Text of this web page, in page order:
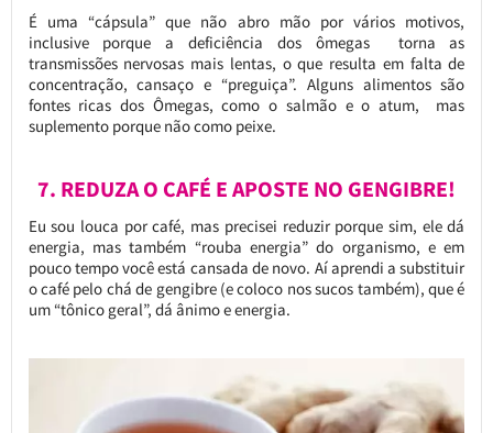
É uma “cápsula” que não abro mão por vários motivos,
inclusive porque a deficiência dos ômegas torna as
transmissões nervosas mais lentas, o que resulta em falta de
concentração, cansaço e “preguiça”. Alguns alimentos são
fontes ricas dos Ômegas, como o salmão e o atum, mas
suplemento porque não como peixe.
7. REDUZA O CAFÉ E APOSTE NO GENGIBRE!
Eu sou louca por café, mas precisei reduzir porque sim, ele dá
energia, mas também “rouba energia” do organismo, e em
pouco tempo você está cansada de novo. Aí aprendi a substituir
o café pelo chá de gengibre (e coloco nos sucos também), que é
um “tônico geral”, dá ânimo e energia.